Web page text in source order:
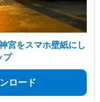
宮をスマホ壁紙にし
プ
ロード